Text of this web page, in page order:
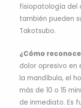
fisiopatología del
también pueden
Takotsubo.
¿Cómo
dolor opresivo en
la mandíbula, el
más de 10 o 15
de inmediato. Es